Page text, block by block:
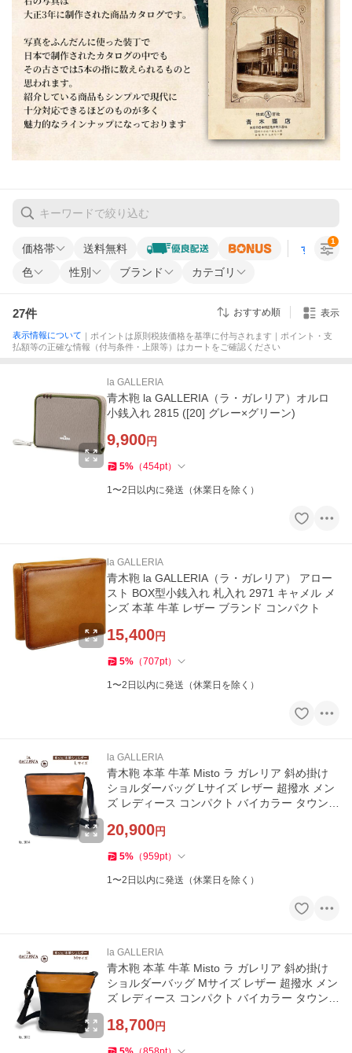
価格帯 送料無料 すべての条
色 性別 ブランド カテゴリ
1
27件 おすすめ順 表示
表示情報について ｜ポイントは原則税抜価格を基準に付与されます｜ポイント・支
払額等の正確な情報（付与条件・上限等）はカートをご確認ください
la GALLERIA
青木鞄 la GALLERIA（ラ・ガレリア）オルロ
小銭入れ 2815 ([20] グレー×グリーン)
9,900円
5% （454pt）
1〜2日以内に発送（休業日を除く）
la GALLERIA
青木鞄 la GALLERIA（ラ・ガレリア） アロー
スト BOX型小銭入れ 札入れ 2971 キャメル メ
ンズ 本革 牛革 レザー ブランド コンパクト
15,400円
5% （707pt）
1〜2日以内に発送（休業日を除く）
la GALLERIA
青木鞄 本革 牛革 Misto ラ ガレリア 斜め掛け
ショルダーバッグ Lサイズ レザー 超撥水 メン
ズ レディース コンパクト バイカラー タウンカ
20,900円
5% （959pt）
1〜2日以内に発送（休業日を除く）
la GALLERIA
青木鞄 本革 牛革 Misto ラ ガレリア 斜め掛け
ショルダーバッグ Mサイズ レザー 超撥水 メン
ズ レディース コンパクト バイカラー タウンカ
18,700円